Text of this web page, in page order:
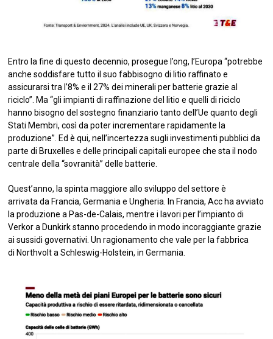
Entro la fine di questo decennio, prosegue l’ong, l’Europa “potrebbe
anche soddisfare tutto il suo fabbisogno di litio raffinato e
assicurarsi tra l’8% e il 27% dei minerali per batterie grazie al
riciclo”. Ma “gli impianti di raffinazione del litio e quelli di riciclo
hanno bisogno del sostegno finanziario tanto dell’Ue quanto degli
Stati Membri, così da poter incrementare rapidamente la
produzione”. Ed è qui, nell’incertezza sugli investimenti pubblici da
parte di Bruxelles e delle principali capitali europee che sta il nodo
centrale della “sovranità” delle batterie.
Quest’anno, la spinta maggiore allo sviluppo del settore è
arrivata da Francia, Germania e Ungheria. In Francia, Acc ha avviato
la produzione a Pas-de-Calais, mentre i lavori per l’impianto di
Verkor a Dunkirk stanno procedendo in modo incoraggiante grazie
ai sussidi governativi. Un ragionamento che vale per la fabbrica
di Northvolt a Schleswig-Holstein, in Germania.